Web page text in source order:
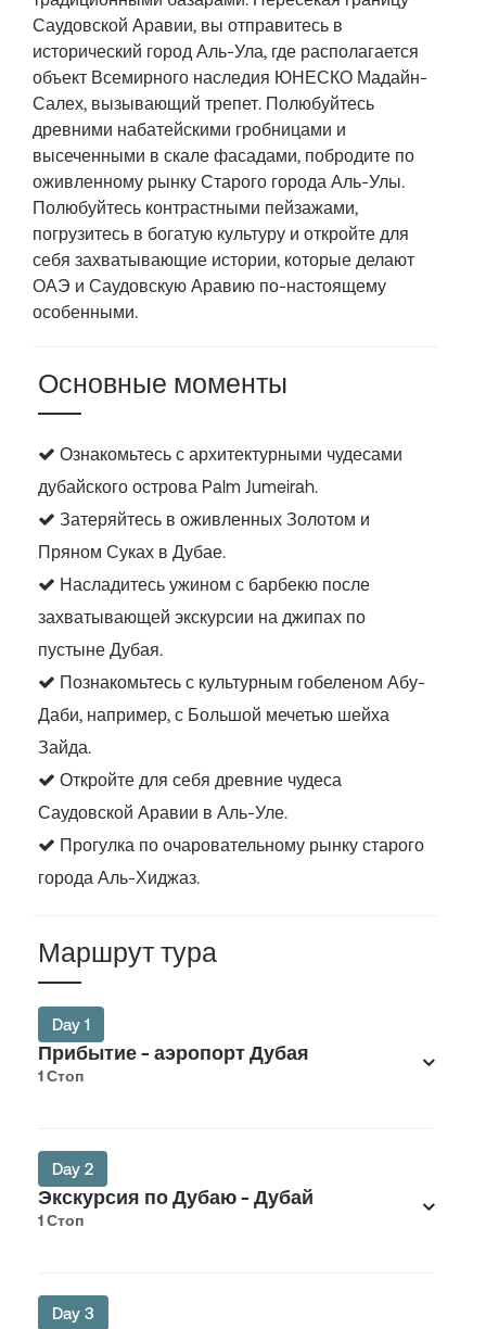
Саудовской Аравии, вы отправитесь в
исторический город Аль-Ула, где располагается
объект Всемирного наследия ЮНЕСКО Мадайн-
Салех, вызывающий трепет. Полюбуйтесь
древними набатейскими гробницами и
высеченными в скале фасадами, побродите по
оживленному рынку Старого города Аль-Улы.
Полюбуйтесь контрастными пейзажами,
погрузитесь в богатую культуру и откройте для
себя захватывающие истории, которые делают
ОАЭ и Саудовскую Аравию по-настоящему
особенными.
Основные моменты
Ознакомьтесь с архитектурными чудесами
дубайского острова Palm Jumeirah.
Затеряйтесь в оживленных Золотом и
Пряном Суках в Дубае.
Насладитесь ужином с барбекю после
захватывающей экскурсии на джипах по
пустыне Дубая.
Познакомьтесь с культурным гобеленом Абу-
Даби, например, с Большой мечетью шейха
Зайда.
Откройте для себя древние чудеса
Саудовской Аравии в Аль-Уле.
Прогулка по очаровательному рынку старого
города Аль-Хиджаз.
Маршрут тура
Day 1
Прибытие - аэропорт Дубая
1 Стоп
Day 2
Экскурсия по Дубаю - Дубай
1 Стоп
Day 3